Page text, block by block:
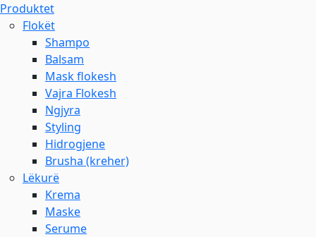
Produktet
Flokët
Shampo
Balsam
Mask flokesh
Vajra Flokesh
Ngjyra
Styling
Hidrogjene
Brusha (kreher)
Lëkurë
Krema
Maske
Serume